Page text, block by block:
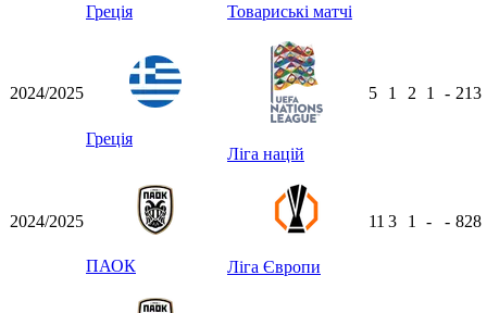
Греція Товариські матчі
2024/2025
Греція
Ліга націй
5 1 2 1 - 213
2024/2025
ПАОК Ліга Європи
11 3 1 - - 828